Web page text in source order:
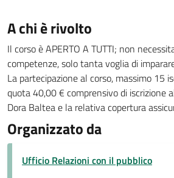
A chi è rivolto
Il corso è APERTO A TUTTI; non
competenze, solo tanta voglia di
La partecipazione al corso, massimo 15
quota 40,00 € comprensivo di iscrizione
Dora Baltea e la relativa copertura
Organizzato da
Ufficio Relazioni con il pubblico